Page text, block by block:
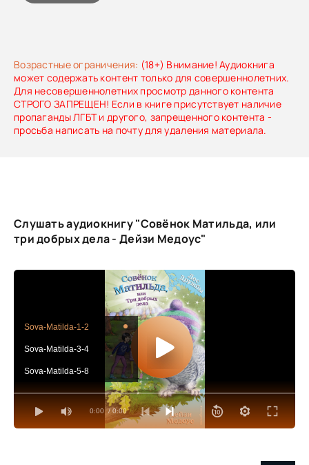
Возрастные ограничения: (18+) Внимание! Аудиокнига
может содержать контент только для совершеннолетних.
Для несовершеннолетних просмотр данного контента
СТРОГО ЗАПРЕЩЕН! Если в книге присутствует наличие
пропаганды ЛГБТ и другого, запрещенного контента -
просьба написать на почту для удаления материала.
Слушать аудиокнигу "Совёнок Матильда, или
три добрых дела - Дейзи Медоус"
0:00 / 0:00
Sova-Matilda-1-2
Sova-Matilda-3-4
Sova-Matilda-5-8